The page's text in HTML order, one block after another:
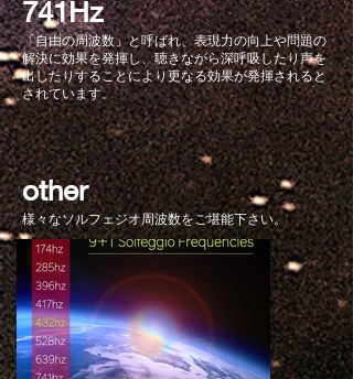
741Hz
「自由の周波数」と呼ばれ、表現力の向上や問題の
解決に効果を発揮し、聴きながら深呼吸したり声を
出したりすることにより更なる効果が発揮されると
されています。
other
​様々なソルフェジオ周波数をご堪能下さい。